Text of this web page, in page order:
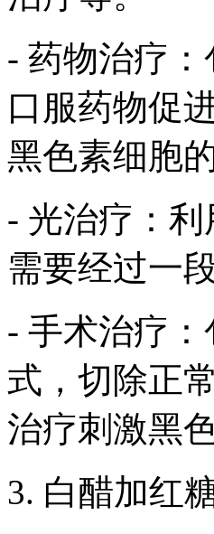
- 药物治疗
口服药物促
黑色素细胞
- 光治疗：
需要经过一
- 手术治疗
式，切除正
治疗刺激黑
3. 白醋加红